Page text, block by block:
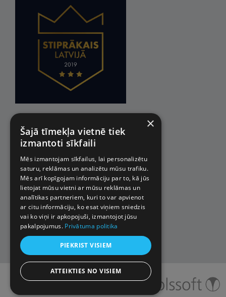
© 2026 Impro ceļojumi. Visas
tiesības aizsargātas.
×
Šajā tīmekļa vietnē tiek
izmantoti sīkfaili
Mēs izmantojam sīkfailus, lai personalizētu
saturu, reklāmas un analizētu mūsu trafiku.
Mēs arī kopīgojam informāciju par to, kā jūs
lietojat mūsu vietni ar mūsu reklāmas un
analītikas partneriem, kuri to var apvienot
ar citu informāciju, ko esat viņiem sniedzis
vai ko viņi ir apkopojuši, izmantojot jūsu
pakalpojumus. Privātuma politika
PIEKRIST VISIEM
ATTEIKTIES NO VISIEM